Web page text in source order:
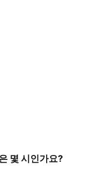
몇 시인가요?